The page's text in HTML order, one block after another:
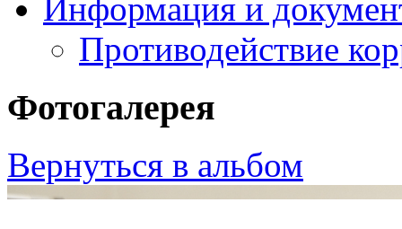
Информация и
Противодействие
Фотогалерея
Вернуться в альбом